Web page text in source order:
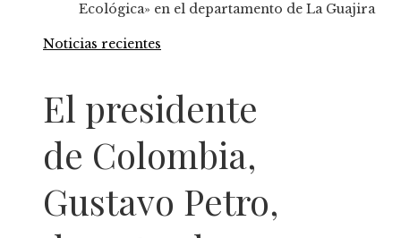
Ecológica» en el departamento de La Guajira
Noticias recientes
El presidente
de Colombia,
Gustavo Petro,